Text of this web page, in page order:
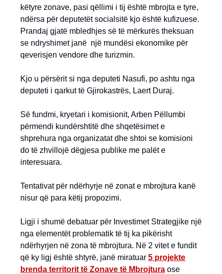
këtyre zonave, pasi qëllimi i tij është mbrojta e tyre,
ndërsa për deputetët socialsitë kjo është kufizuese.
Prandaj gjatë mbledhjes së të mërkurës theksuan
se ndryshimet janë një mundësi ekonomike për
qeverisjen vendore dhe turizmin.
Kjo u përsërit si nga deputeti Nasufi, po ashtu nga
deputeti i qarkut të Gjirokastrës, Laert Duraj.
Së fundmi, kryetari i komisionit, Arben Pëllumbi
përmendi kundërshtitë dhe shqetësimet e
shprehura nga organizatat dhe shtoi se komisioni
do të zhvillojë dëgjesa publike me palët e
interesuara.
Tentativat për ndërhyrje në zonat e mbrojtura kanë
nisur që para këtij propozimi.
Ligji i shumë debatuar për Investimet Strategjike një
nga elementët problematik të tij ka pikërisht
ndërhyrjen në zona të mbrojtura. Në 2 vitet e fundit
që ky ligj është shtyrë, janë miratuar 5 projekte
brenda territorit të Zonave të Mbrojtura ose